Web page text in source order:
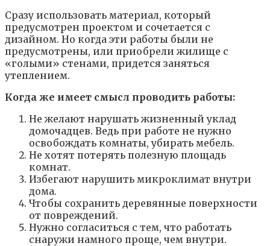
Сразу использовать материал, который
предусмотрен проектом и сочетается с
дизайном. Но когда эти работы были не
предусмотрены, или приобрели жилище с
«голыми» стенами, придется заняться
утеплением.
Когда же имеет смысл проводить работы:
Не желают нарушать жизненный уклад
домочадцев. Ведь при работе не нужно
освобождать комнаты, убирать мебель.
Не хотят потерять полезную площадь
комнат.
Избегают нарушить микроклимат внутри
дома.
Чтобы сохранить деревянные поверхности
от повреждений.
Нужно согласиться с тем, что работать
снаружи намного проще, чем внутри.